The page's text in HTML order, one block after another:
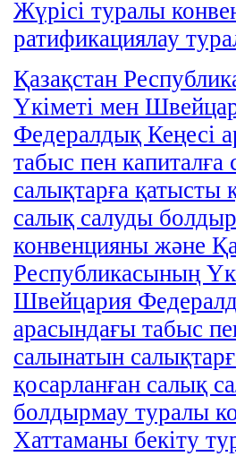
Жүрісі туралы
ратификациялау
Қазақстан
Үкiметi мен
Федералдық Кеңесi
табыс пен капиталға
салықтарға қатысты
салық салуды
конвенцияны және
Республикасының
Швейцария
арасындағы табыс
салынатын
қосарланған салық
болдырмау туралы
Хаттаманы бекiту